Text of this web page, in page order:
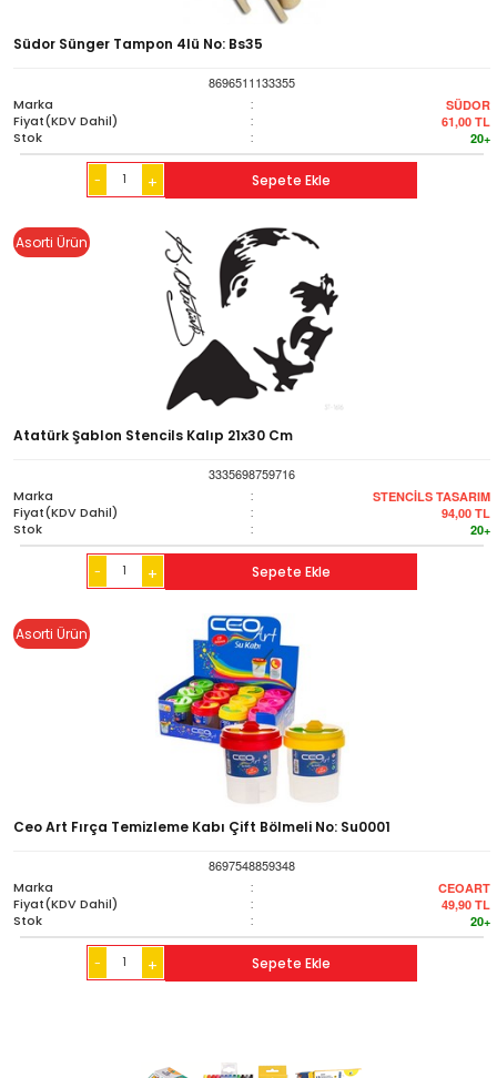
Südor Sünger Tampon 4lü No: Bs35
8696511133355
Marka
: SÜDOR
Fiyat(KDV Dahil) : 61,00 TL
Stok : 20+
- + Sepete Ekle
Asorti Ürün
Atatürk Şablon Stencils Kalıp 21x30 Cm
3335698759716
Marka
: STENCİLS TASARIM
Fiyat(KDV Dahil) : 94,00 TL
Stok : 20+
- + Sepete Ekle
Asorti Ürün
Ceo Art Fırça Temizleme Kabı Çift Bölmeli No: Su0001
8697548859348
Marka
: CEOART
Fiyat(KDV Dahil) : 49,90 TL
Stok : 20+
- + Sepete Ekle